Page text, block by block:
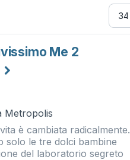
Me 2
Metropolis
è cambiata radicalmente.
solo le tre dolci bambine
del laboratorio segreto